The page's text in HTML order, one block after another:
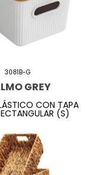
3081B-G
GREY
CON TAPA
(S)